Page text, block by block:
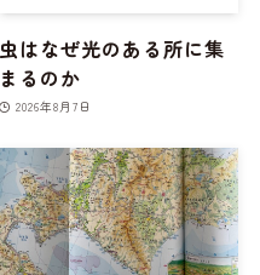
虫はなぜ光のある所に集
まるのか
2026年8月7日